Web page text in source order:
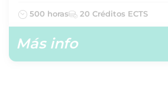
500 horas 20 Créditos ECTS
Más info